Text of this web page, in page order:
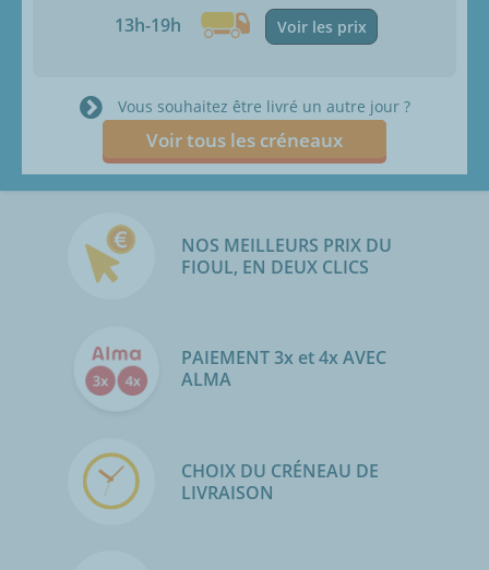
13h-19h Voir les prix
Vous souhaitez être livré un autre jour ?
Voir tous les créneaux
NOS MEILLEURS PRIX DU
FIOUL, EN DEUX CLICS
PAIEMENT 3x et 4x AVEC
ALMA
CHOIX DU CRÉNEAU DE
LIVRAISON